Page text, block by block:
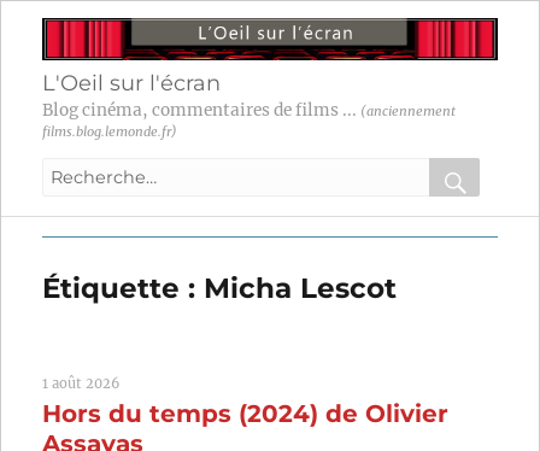
L'Oeil sur l'écran
Blog cinéma, commentaires de films ... (anciennement
films.blog.lemonde.fr)
Recherche
:
OK
Étiquette : Micha Lescot
1 août 2026
Hors du temps (2024) de Olivier
Assayas